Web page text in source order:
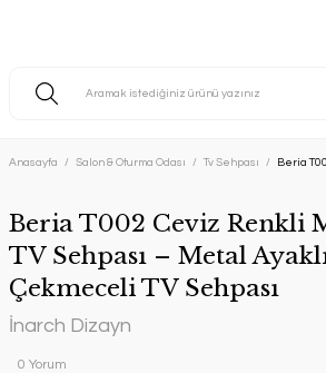
Anasayfa Salon & Oturma Odası Tv Sehpası Beria
Beria T002 Ceviz Renkli
TV Sehpası – Metal
Çekmeceli TV Sehpası
İnarch Dizayn
0 Yorum